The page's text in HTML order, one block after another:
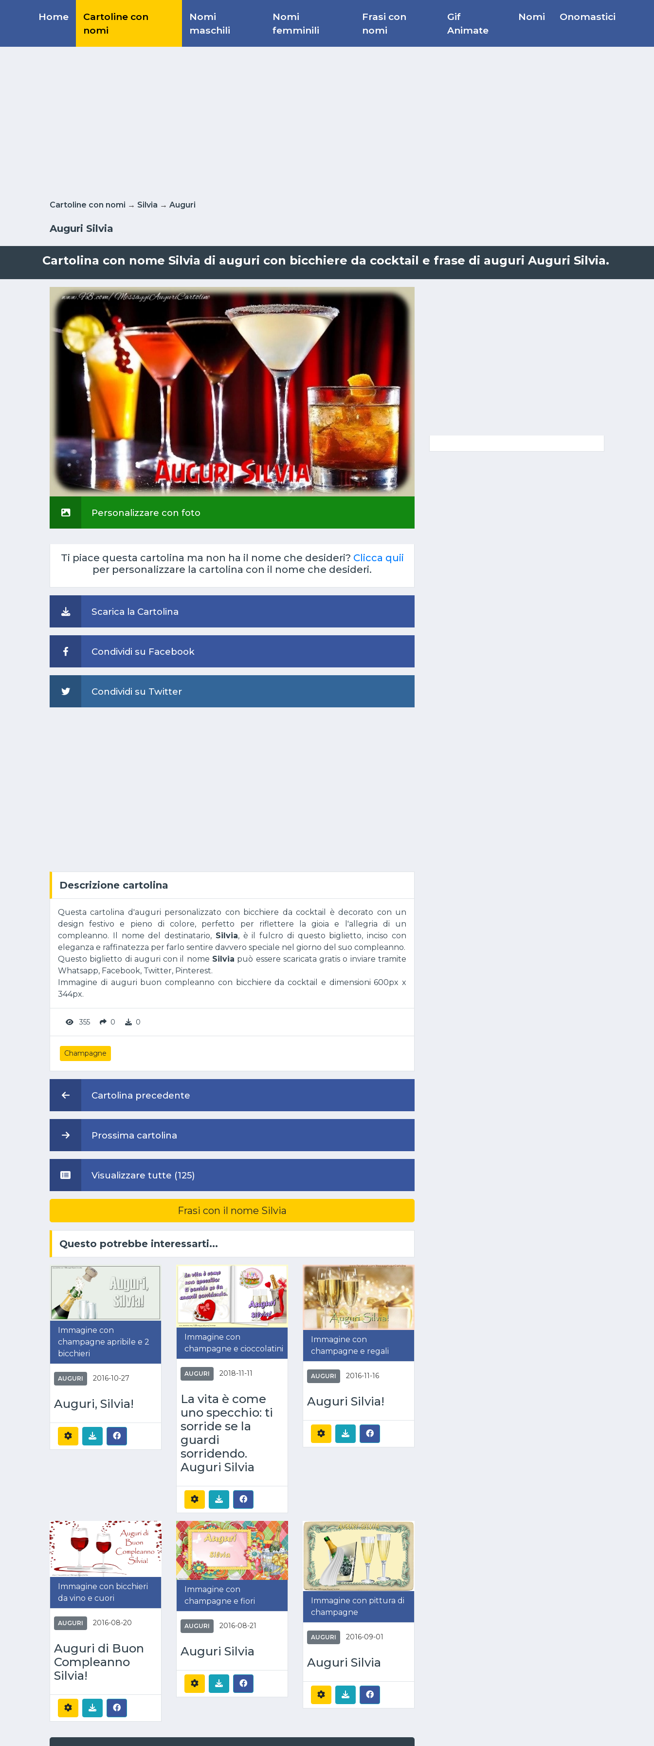
Home
Cartoline con
nomi
Nomi
maschili
Nomi
femminili
Frasi con
nomi
Gif
Animate
Nomi Onomastici
Cartoline con nomi → Silvia → Auguri
Auguri Silvia
Cartolina con nome Silvia di auguri con bicchiere da cocktail e frase di auguri Auguri Silvia.
Personalizzare con foto
Ti piace questa cartolina ma non ha il nome che desideri? Clicca quii
per personalizzare la cartolina con il nome che desideri.
Scarica la Cartolina
Condividi su Facebook
Condividi su Twitter
Descrizione cartolina
Questa cartolina d'auguri personalizzato con bicchiere da cocktail è decorato con un
design festivo e pieno di colore, perfetto per riflettere la gioia e l'allegria di un
compleanno. Il nome del destinatario, Silvia, è il fulcro di questo biglietto, inciso con
eleganza e raffinatezza per farlo sentire davvero speciale nel giorno del suo compleanno.
Questo biglietto di auguri con il nome Silvia può essere scaricata gratis o inviare tramite
Whatsapp, Facebook, Twitter, Pinterest.
Immagine di auguri buon compleanno con bicchiere da cocktail e dimensioni 600px x
344px.
355 0 0
Champagne
Cartolina precedente
Prossima cartolina
Visualizzare tutte (125)
Frasi con il nome Silvia
Questo potrebbe interessarti...
Immagine con
champagne apribile e 2
bicchieri
AUGURI 2016-10-27
Auguri, Silvia!
Immagine con
champagne e cioccolatini
AUGURI 2018-11-11
La vita è come
uno specchio: ti
sorride se la
guardi
sorridendo.
Auguri Silvia
Immagine con
champagne e regali
AUGURI 2016-11-16
Auguri Silvia!
Immagine con bicchieri
da vino e cuori
AUGURI 2016-08-20
Auguri di Buon
Compleanno
Silvia!
Immagine con
champagne e fiori
AUGURI 2016-08-21
Auguri Silvia
Immagine con pittura di
champagne
AUGURI 2016-09-01
Auguri Silvia